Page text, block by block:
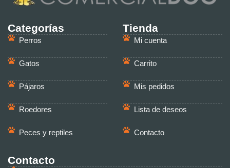
Categorías
Perros
Gatos
Pájaros
Roedores
Peces y reptiles
Tienda
Mi cuenta
Carrito
Mis pedidos
Lista de deseos
Contacto
Contacto